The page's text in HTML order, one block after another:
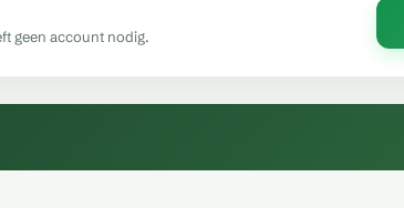
geen account nodig.